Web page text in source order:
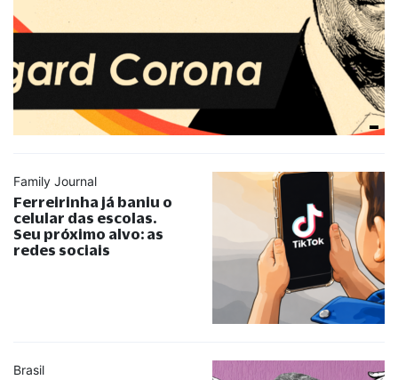
Family Journal
Ferreirinha já baniu o
celular das escolas.
Seu próximo alvo: as
redes sociais
Brasil